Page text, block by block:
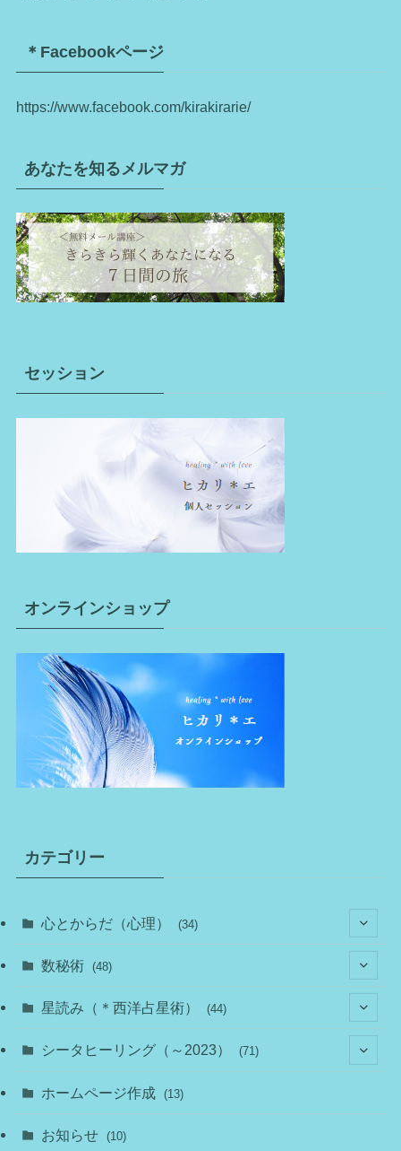
＊Facebookページ
https://www.facebook.com/kirakirarie/
あなたを知るメルマガ
セッション
オンラインショップ
カテゴリー
心とからだ（心理） (34)
(1)
(22)
(7)
(7)
数秘術 (48)
(11)
(10)
星読み（＊西洋占星術） (44)
(11)
(8)
シータヒーリング（～2023） (71)
(14)
ホームページ作成 (13)
お知らせ (10)